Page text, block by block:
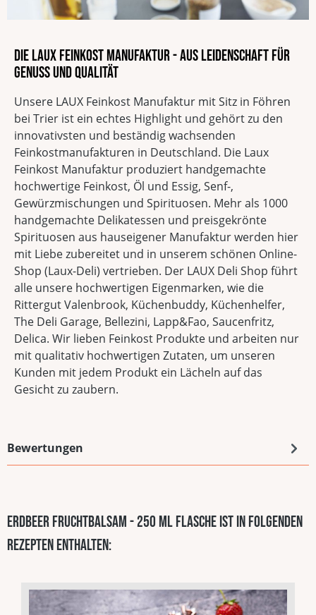
Die LAUX Feinkost Manufaktur - Aus Leidenschaft für
Genuss und Qualität
Unsere LAUX Feinkost Manufaktur mit Sitz in Föhren
bei Trier ist ein echtes Highlight und gehört zu den
innovativsten und beständig wachsenden
Feinkostmanufakturen in Deutschland. Die Laux
Feinkost Manufaktur produziert handgemachte
hochwertige Feinkost, Öl und Essig, Senf-,
Gewürzmischungen und Spirituosen. Mehr als 1000
handgemachte Delikatessen und preisgekrönte
Spirituosen aus hauseigener Manufaktur werden hier
mit Liebe zubereitet und in unserem schönen Online-
Shop (Laux-Deli) vertrieben. Der LAUX Deli Shop führt
alle unsere hochwertigen Eigenmarken, wie die
Rittergut Valenbrook, Küchenbuddy, Küchenhelfer,
The Deli Garage, Bellezini, Lapp&Fao, Saucenfritz,
Delica. Wir lieben Feinkost Produkte und arbeiten nur
mit qualitativ hochwertigen Zutaten, um unseren
Kunden mit jedem Produkt ein Lächeln auf das
Gesicht zu zaubern.
Bewertungen
Erdbeer Fruchtbalsam - 250 ml Flasche ist in folgenden
Rezepten enthalten: